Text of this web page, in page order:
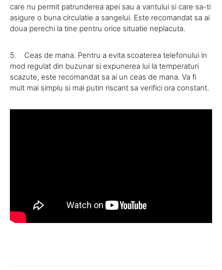
care nu permit patrunderea apei sau a vantului si care sa-ti
asigure o buna circulatie a sangelui. Este recomandat sa ai
doua perechi la tine pentru orice situatie neplacuta.
5. Ceas de mana. Pentru a evita scoaterea telefonului in
mod regulat din buzunar si expunerea lui la temperaturi
scazute, este recomandat sa ai un ceas de mana. Va fi
mult mai simplu si mai putin riscant sa verifici ora constant.